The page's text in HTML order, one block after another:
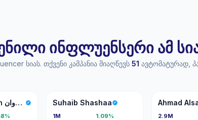
ინფლუენსერი ამ
სიას. თქვენი კამპანია მიაღწევს 51 ავტომატურად,
Ghaith Marwan غيث مروان SS
Suhaib Shashaa
1M
1.09%
AA
Ahmad
2.9M